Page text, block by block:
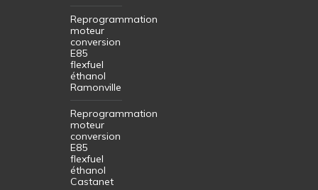
Reprogrammation
moteur
conversion
E85
flexfuel
éthanol
Ramonville
Reprogrammation
moteur
conversion
E85
flexfuel
éthanol
Castanet